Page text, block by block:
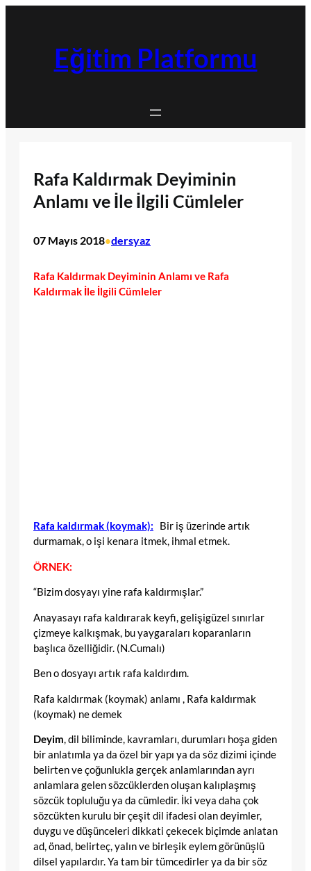
Eğitim Platformu
Rafa Kaldırmak Deyiminin
Anlamı ve İle İlgili Cümleler
07 Mayıs 2018•dersyaz
Rafa Kaldırmak Deyiminin Anlamı ve Rafa
Kaldırmak İle İlgili Cümleler
Rafa kaldırmak (koymak): Bir iş üzerinde artık
durmamak, o işi kenara itmek, ihmal etmek.
ÖRNEK:
“Bizim dosyayı yine rafa kaldırmışlar.”
Anayasayı rafa kaldırarak keyfi, gelişigüzel sınırlar
çizmeye kalkışmak, bu yaygaraları koparanların
başlıca özelliğidir. (N.Cumalı)
Ben o dosyayı artık rafa kaldırdım.
Rafa kaldırmak (koymak) anlamı , Rafa kaldırmak
(koymak) ne demek
Deyim, dil biliminde, kavramları, durumları hoşa giden
bir anlatımla ya da özel bir yapı ya da söz dizimi içinde
belirten ve çoğunlukla gerçek anlamlarından ayrı
anlamlara gelen sözcüklerden oluşan kalıplaşmış
sözcük topluluğu ya da cümledir. İki veya daha çok
sözcükten kurulu bir çeşit dil ifadesi olan deyimler,
duygu ve düşünceleri dikkati çekecek biçimde anlatan
ad, önad, belirteç, yalın ve birleşik eylem görünüşlü
dilsel yapılardır. Ya tam bir tümcedirler ya da bir söz